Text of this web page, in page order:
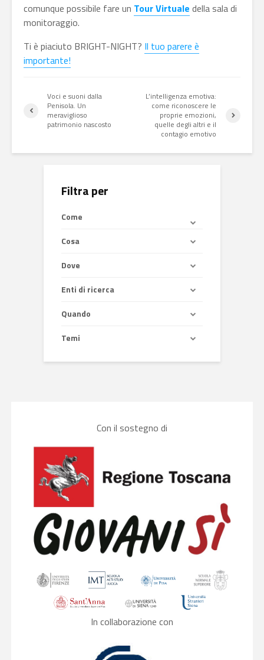
comunque possibile fare un Tour Virtuale della sala di
monitoraggio.
Ti è piaciuto BRIGHT-NIGHT? Il tuo parere è
importante!
Voci e suoni dalla
Penisola. Un
meraviglioso
patrimonio nascosto
L’intelligenza emotiva:
come riconoscere le
proprie emozioni,
quelle degli altri e il
contagio emotivo
Filtra per
Come
Cosa
Dove
Enti di ricerca
Quando
Temi
Con il sostegno di
In collaborazione con